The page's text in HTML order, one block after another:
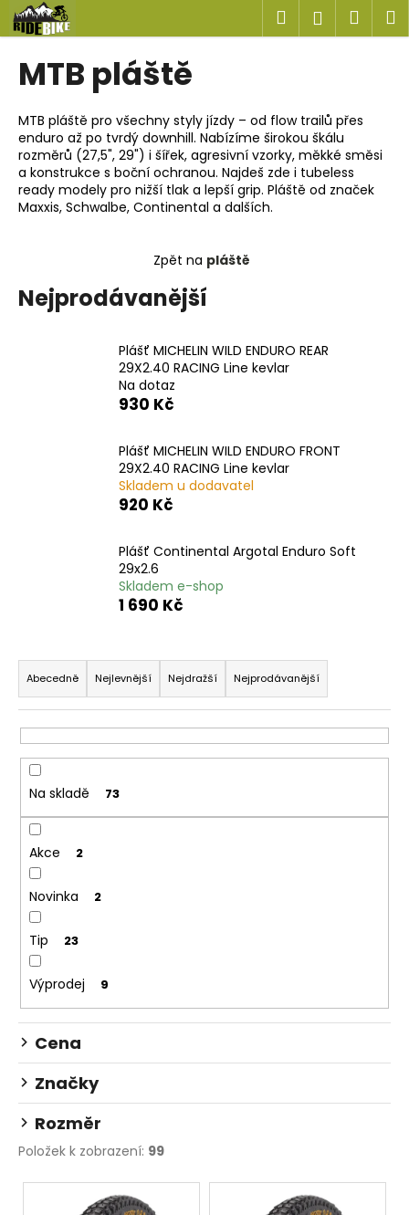
Přejít
na
obsah
Hledat
MTB pláště
MTB pláště pro všechny styly jízdy – od flow trailů přes
enduro až po tvrdý downhill. Nabízíme širokou škálu
rozměrů (27,5", 29") i šířek, agresivní vzorky, měkké směsi
a konstrukce s boční ochranou. Najdeš zde i tubeless
ready modely pro nižší tlak a lepší grip. Pláště od značek
Maxxis, Schwalbe, Continental a dalších.
Zpět na pláště
Nejprodávanější
Plášť MICHELIN WILD ENDURO REAR
29X2.40 RACING Line kevlar
Na dotaz
930 Kč
Plášť MICHELIN WILD ENDURO FRONT
29X2.40 RACING Line kevlar
Skladem u dodavatel
920 Kč
Plášť Continental Argotal Enduro Soft
29x2.6
Skladem e-shop
1 690 Kč
Ř
a
z
e
n
p
r
o
d
u
k
ů
Abecedně Nejlevnější Nejdražší Nejprodávanější
Na skladě 73
Akce 2
Novinka 2
Tip 23
Výprodej 9
Cena
Značky
Rozměr
Položek k zobrazení: 99
V
o
o
p
o
t
ř
u
j
D
p
o
u
č
u
m
KAZETA
SHIMANO
DEORE
CS-
M6100
12
10-
51Z
1
689